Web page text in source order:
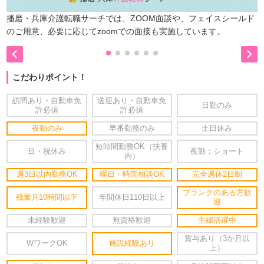
播磨・兵庫介護転職サーチでは、ZOOM面談や、フェイスシールド
のご用意、必要に応じてzoomでの面接も実施しています。
 
こだわりポイント！
訪問あり・自動車免
許必須
送迎あり・自動車免
許必須
日勤のみ
夜勤のみ 早番勤務のみ 土日休み
日・祝休み
短時間勤務OK（扶養
内）
夜勤：ショート
週3日以内勤務OK 曜日・時間相談OK 完全週休2日制
残業月10時間以下 年間休日110日以上
ブランクのある方歓
迎
未経験歓迎 無資格歓迎 主婦活躍中
WワークOK 施設経験あり
賞与あり（3か月以
上）